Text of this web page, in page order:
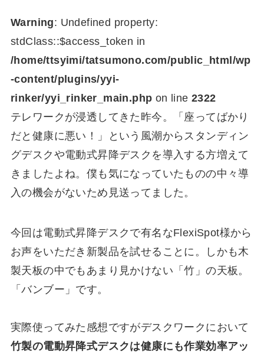
Warning: Undefined property:
stdClass::$access_token in
/home/ttsyimi/tatsumono.com/public_html/wp
-content/plugins/yyi-
rinker/yyi_rinker_main.php on line2322
テレワークが浸透してきた昨今。「座ってばかり
だと健康に悪い！」という風潮からスタンディン
グデスクや電動式昇降デスクを導入する方増えて
きましたよね。僕も気になっていたものの中々導
入の機会がないため見送ってました。
今回は電動式昇降デスクで有名なFlexiSpot様から
お声をいただき新製品を試せることに。しかも木
製天板の中でもあまり見かけない「竹」の天板。
「バンブー」です。
実際使ってみた感想ですがデスクワークにおいて
竹製の電動昇降式デスクは健康にも作業効率アッ